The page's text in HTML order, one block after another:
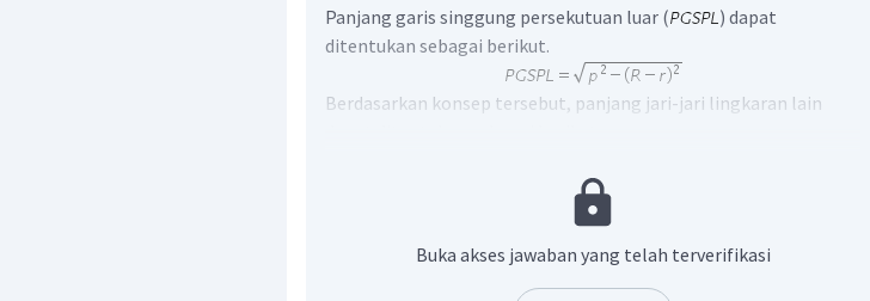
Panjang garis singgung persekutuan luar (
) dapat
ditentukan sebagai berikut.
Berdasarkan konsep tersebut, panjang jari-jari lingkaran lain
Buka akses jawaban yang telah terverifikasi